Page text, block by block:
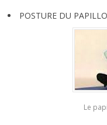
POSTURE DU
Le